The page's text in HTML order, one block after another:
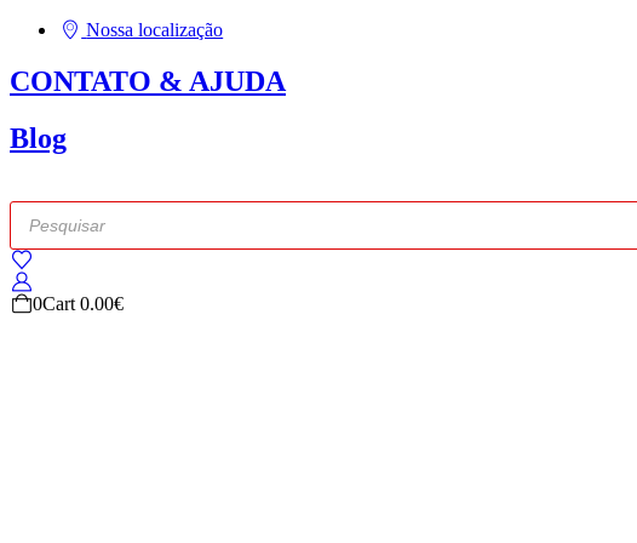
Nossa localização
CONTATO & AJUDA
Blog
Products
search
0Cart0.00€